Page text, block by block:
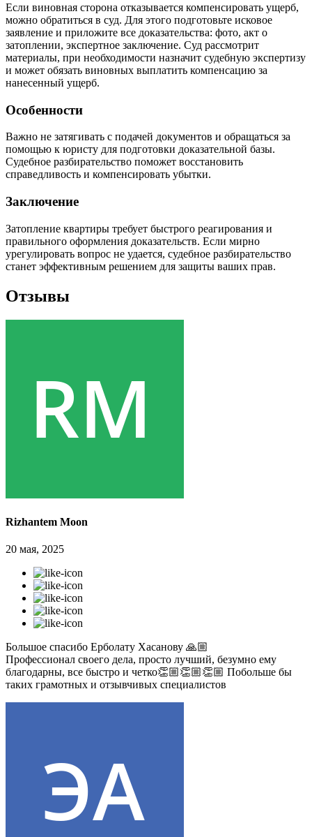
Если виновная сторона отказывается компенсировать ущерб,
можно обратиться в суд. Для этого подготовьте исковое
заявление и приложите все доказательства: фото, акт о
затоплении, экспертное заключение. Суд рассмотрит
материалы, при необходимости назначит судебную экспертизу
и может обязать виновных выплатить компенсацию за
нанесенный ущерб.
Особенности
Важно не затягивать с подачей документов и обращаться за
помощью к юристу для подготовки доказательной базы.
Судебное разбирательство поможет восстановить
справедливость и компенсировать убытки.
Заключение
Затопление квартиры требует быстрого реагирования и
правильного оформления доказательств. Если мирно
урегулировать вопрос не удается, судебное разбирательство
станет эффективным решением для защиты ваших прав.
Отзывы
Rizhantem Moon
20 мая, 2025
Большое спасибо Ерболату Хасанову 🙏🏼
Профессионал своего дела, просто лучший, безумно ему
благодарны, все быстро и четко👏🏼👏🏼👏🏼 Побольше бы
таких грамотных и отзывчивых специалистов